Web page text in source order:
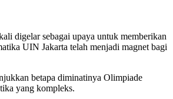
digelar sebagai upaya untuk memberikan
UIN Jakarta telah menjadi magnet bagi
betapa diminatinya Olimpiade
yang kompleks.